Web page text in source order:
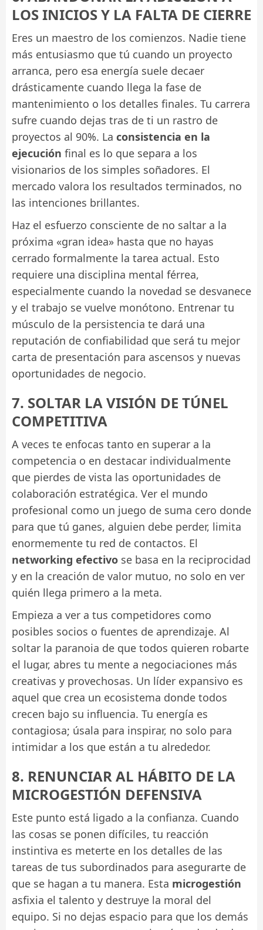
LOS INICIOS Y LA FALTA DE CIERRE
Eres un maestro de los comienzos. Nadie tiene
más entusiasmo que tú cuando un proyecto
arranca, pero esa energía suele decaer
drásticamente cuando llega la fase de
mantenimiento o los detalles finales. Tu carrera
sufre cuando dejas tras de ti un rastro de
proyectos al 90%. La consistencia en la
ejecución final es lo que separa a los
visionarios de los simples soñadores. El
mercado valora los resultados terminados, no
las intenciones brillantes.
Haz el esfuerzo consciente de no saltar a la
próxima «gran idea» hasta que no hayas
cerrado formalmente la tarea actual. Esto
requiere una disciplina mental férrea,
especialmente cuando la novedad se desvanece
y el trabajo se vuelve monótono. Entrenar tu
músculo de la persistencia te dará una
reputación de confiabilidad que será tu mejor
carta de presentación para ascensos y nuevas
oportunidades de negocio.
7. SOLTAR LA VISIÓN DE TÚNEL
COMPETITIVA
A veces te enfocas tanto en superar a la
competencia o en destacar individualmente
que pierdes de vista las oportunidades de
colaboración estratégica. Ver el mundo
profesional como un juego de suma cero donde
para que tú ganes, alguien debe perder, limita
enormemente tu red de contactos. El
networking efectivo se basa en la reciprocidad
y en la creación de valor mutuo, no solo en ver
quién llega primero a la meta.
Empieza a ver a tus competidores como
posibles socios o fuentes de aprendizaje. Al
soltar la paranoia de que todos quieren robarte
el lugar, abres tu mente a negociaciones más
creativas y provechosas. Un líder expansivo es
aquel que crea un ecosistema donde todos
crecen bajo su influencia. Tu energía es
contagiosa; úsala para inspirar, no solo para
intimidar a los que están a tu alrededor.
8. RENUNCIAR AL HÁBITO DE LA
MICROGESTIÓN DEFENSIVA
Este punto está ligado a la confianza. Cuando
las cosas se ponen difíciles, tu reacción
instintiva es meterte en los detalles de las
tareas de tus subordinados para asegurarte de
que se hagan a tu manera. Esta microgestión
asfixia el talento y destruye la moral del
equipo. Si no dejas espacio para que los demás